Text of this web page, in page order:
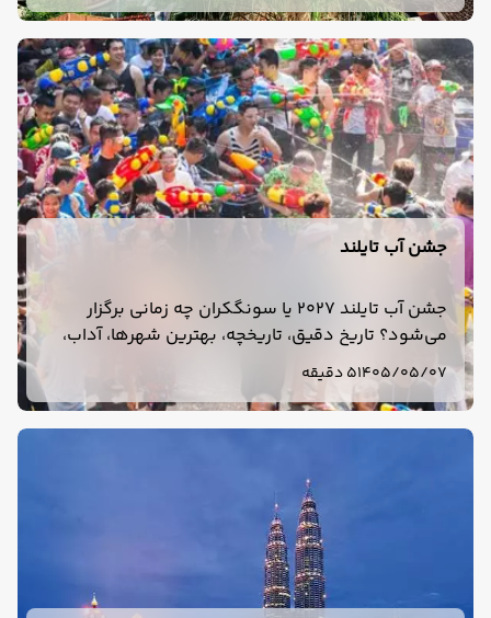
جشن آب تایلند
جشن آب تایلند 2027 یا سونگکران چه زمانی برگزار
می‌شود؟ تاریخ دقیق، تاریخچه، بهترین شهرها، آداب،
بخوانید.
1405/05/075 دقیقه